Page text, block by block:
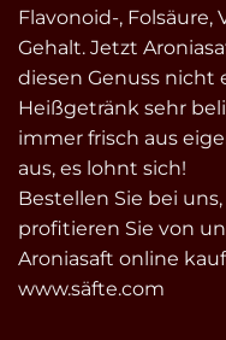
Flavonoid-,
Gehalt. Jetzt
diesen Genuss nicht
Heißgetränk sehr
immer frisch aus
aus, es lohnt sich!
Bestellen Sie bei
profitieren Sie von
Aroniasaft online
www.säfte.com